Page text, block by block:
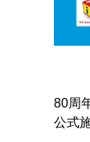
80周
公式